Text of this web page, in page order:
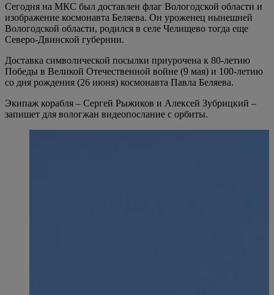
Сегодня на МКС был доставлен флаг Вологодской области и
изображение космонавта Беляева. Он уроженец нынешней
Вологодской области, родился в селе Челищево тогда еще
Северо-Двинской губернии.
Доставка символической посылки приурочена к 80-летию
Победы в Великой Отечественной войне (9 мая) и 100-летию
со дня рождения (26 июня) космонавта Павла Беляева.
Экипаж корабля – Сергей Рыжиков и Алексей Зубрицкий –
запишет для вологжан видеопослание с орбиты.